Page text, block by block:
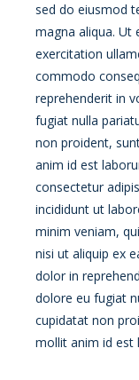
sed do eiusmod
magna aliqua. Ut
exercitation
commodo
reprehenderit in
fugiat nulla
non proident,
anim id est
consectetur
incididunt ut
minim veniam,
nisi ut aliquip ex
dolor in
dolore eu fugiat
cupidatat non
mollit anim id est